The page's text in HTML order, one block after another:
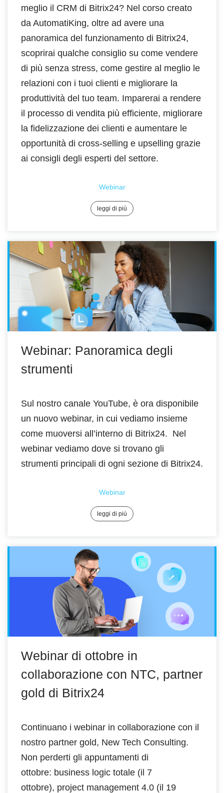
meglio il CRM di Bitrix24? Nel corso creato
da AutomatiKing, oltre ad avere una
panoramica del funzionamento di Bitrix24,
scoprirai qualche consiglio su come vendere
di più senza stress, come gestire al meglio le
relazioni con i tuoi clienti e migliorare la
produttività del tuo team. Imparerai a rendere
il processo di vendita più efficiente, migliorare
la fidelizzazione dei clienti e aumentare le
opportunità di cross-selling e upselling grazie
ai consigli degli esperti del settore.
leggi di più
Webinar
Webinar: Panoramica degli
strumenti
Sul nostro canale YouTube, è ora disponibile
un nuovo webinar, in cui vediamo insieme
come muoversi all’interno di Bitrix24. Nel
webinar vediamo dove si trovano gli
strumenti principali di ogni sezione di Bitrix24.
leggi di più
Webinar
Webinar di ottobre in
collaborazione con NTC, partner
gold di Bitrix24
Continuano i webinar in collaborazione con il
nostro partner gold, New Tech Consulting.
Non perderti gli appuntamenti di
ottobre: business logic totale (il 7
ottobre), project management 4.0 (il 19